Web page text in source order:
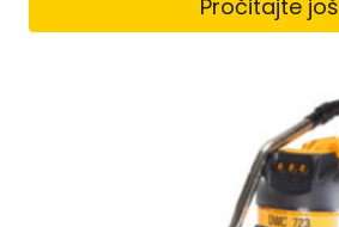
Pročitajte još